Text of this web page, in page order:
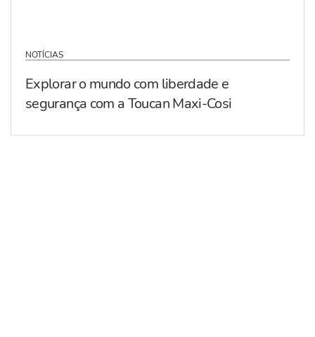
NOTÍCIAS
Explorar o mundo com liberdade e
segurança com a Toucan Maxi-Cosi